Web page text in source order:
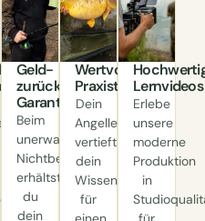
Geld-
zurück-
Garantie
Beim
unerwarteten
Nichtbestehen
erhältst
du
dein
Wertvolle
Praxistipps
Dein
Angellehrer
vertieft
dein
Wissen,
für
Lernvideos
Erlebe
unsere
moderne
Produktion
in